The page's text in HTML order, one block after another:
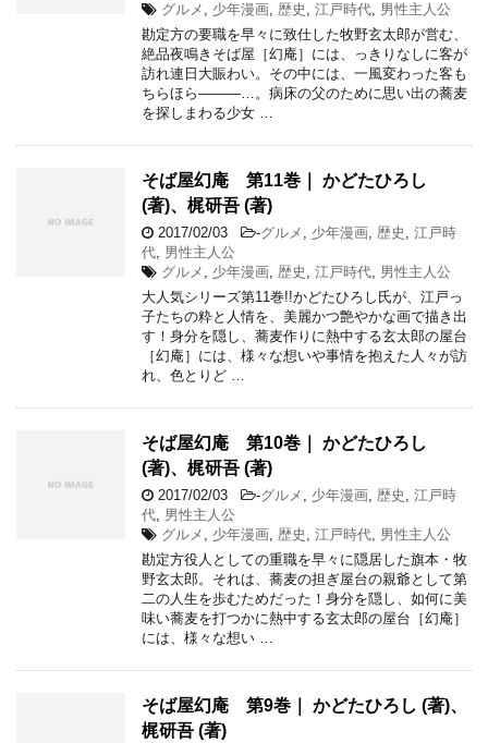
グルメ , 少年漫画, 歴史 , 江戸時代, 男性主人公
勘定方の要職を早々に致仕した牧野玄太郎が営む、
絶品夜鳴きそば屋［幻庵］には、っきりなしに客が
訪れ連日大賑わい。その中には、一風変わった客も
ちらほら―――…。病床の父のために思い出の蕎麦
を探しまわる少女 …
そば屋幻庵 第11巻｜ かどたひろし
(著)、梶研吾 (著)
2017/02/03 -グルメ , 少年漫画, 歴史 , 江戸時
代, 男性主人公
グルメ , 少年漫画, 歴史 , 江戸時代, 男性主人公
大人気シリーズ第11巻!!かどたひろし氏が、江戸っ
子たちの粋と人情を、美麗かつ艶やかな画で描き出
す！身分を隠し、蕎麦作りに熱中する玄太郎の屋台
［幻庵］には、様々な想いや事情を抱えた人々が訪
れ、色とりど …
そば屋幻庵 第10巻｜ かどたひろし
(著)、梶研吾 (著)
2017/02/03 -グルメ , 少年漫画, 歴史 , 江戸時
代, 男性主人公
グルメ , 少年漫画, 歴史 , 江戸時代, 男性主人公
勘定方役人としての重職を早々に隠居した旗本・牧
野玄太郎。それは、蕎麦の担ぎ屋台の親爺として第
二の人生を歩むためだった！身分を隠し、如何に美
味い蕎麦を打つかに熱中する玄太郎の屋台［幻庵］
には、様々な想い …
そば屋幻庵 第9巻｜ かどたひろし (著)、
梶研吾 (著)